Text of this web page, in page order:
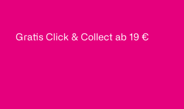
Gratis Click & Collect ab 19 €